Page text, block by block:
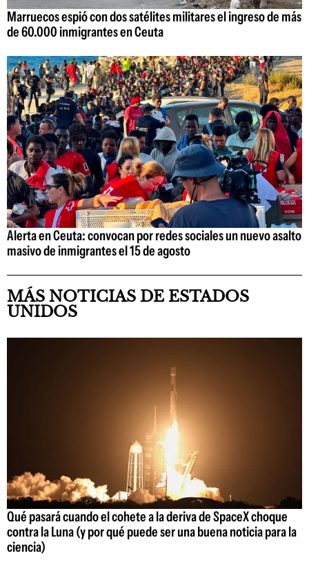
Marruecos espió con dos satélites militares el ingreso de más
de 60.000 inmigrantes en Ceuta
Alerta en Ceuta: convocan por redes sociales un nuevo asalto
masivo de inmigrantes el 15 de agosto
MÁS NOTICIAS DE ESTADOS
UNIDOS
Qué pasará cuando el cohete a la deriva de SpaceX choque
contra la Luna (y por qué puede ser una buena noticia para la
ciencia)